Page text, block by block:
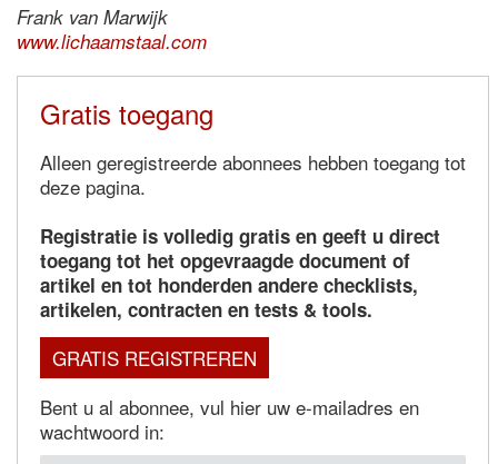
Frank van Marwijk
www.lichaamstaal.com
Gratis toegang
Alleen geregistreerde abonnees hebben toegang tot
deze pagina.
Registratie is volledig gratis en geeft u direct
toegang tot het opgevraagde document of
artikel en tot honderden andere checklists,
artikelen, contracten en tests & tools.
GRATIS REGISTREREN
Bent u al abonnee, vul hier uw e-mailadres en
wachtwoord in: